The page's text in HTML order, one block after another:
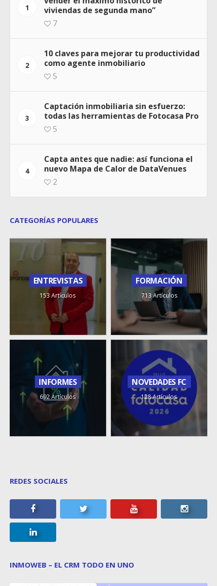
1
viviendas de segunda mano”
7
2
10 claves para mejorar tu productividad
como agente inmobiliario
5
3
Captación inmobiliaria sin esfuerzo:
todas las herramientas de Fotocasa Pro
5
4
Capta antes que nadie: así funciona el
nuevo Mapa de Calor de DataVenues
2
CATEGORÍAS POPULARES
ENTREVISTAS
153 Artículos
FORMACIÓN
713 Artículos
INFORMES
692 Artículos
NOVEDADES FC
128 Artículos
REDES SOCIALES
INMOWEB – EL CRM TODO EN UNO